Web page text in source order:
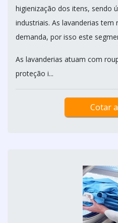
higienização dos itens, sendo
industriais. As lavanderias tem
demanda, por isso este
As lavanderias atuam com
proteção i...
Cotar